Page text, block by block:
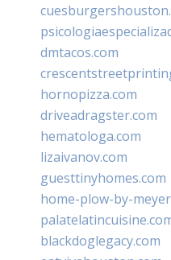
dmtacos.com
hornopizza.com
driveadragster.com
hematologa.com
lizaivanov.com
guesttinyhomes.com
home-plow-by-
blackdoglegacy.com